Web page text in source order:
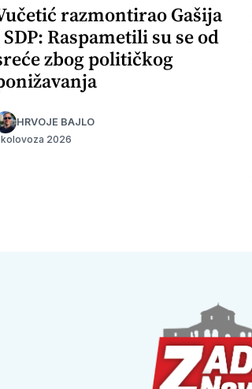
razmontirao Gašija
Raspametili su se od
zbog političkog
HRVOJE BAJLO
kolovoza 2026